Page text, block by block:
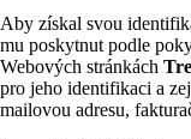
Aby získal svou
mu poskytnut podle
Webových stránkách
pro jeho identifikaci a
mailovou adresu,